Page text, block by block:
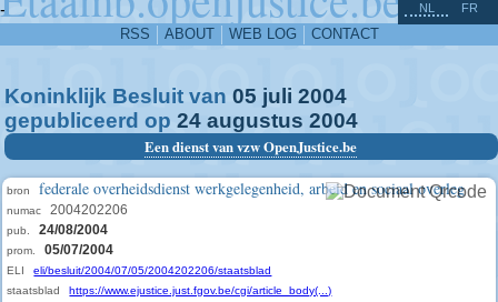
-
RSS ABOUT WEB LOG CONTACT
NL FR
Koninklijk Besluit van 05 juli 2004
gepubliceerd op 24 augustus 2004
Een dienst van vzw OpenJustice.be
bron federale overheidsdienst werkgelegenheid, arbeid en sociaal overleg
numac 2004202206
pub. 24/08/2004
prom. 05/07/2004
ELI
eli/besluit/2004/07/05/2004202206/staatsblad
staatsblad
https://www.ejustice.just.fgov.be/cgi/article_body(...)
^